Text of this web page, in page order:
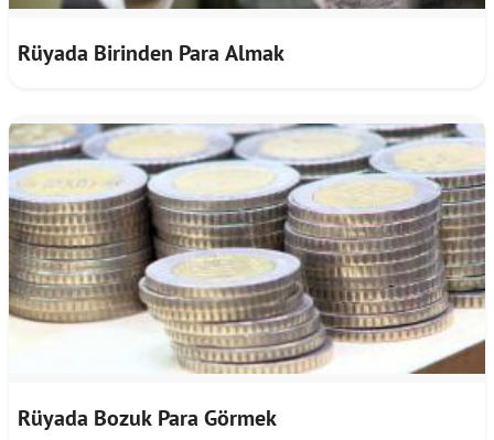
Rüyada Birinden Para Almak
Rüyada Bozuk Para Görmek